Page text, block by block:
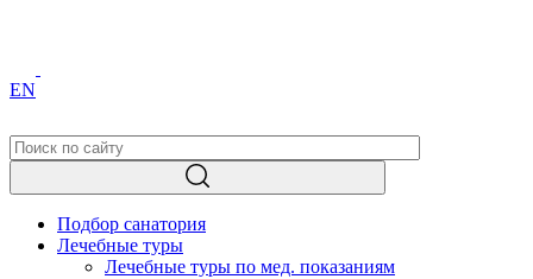
EN
Подбор санатория
Лечебные туры
Лечебные туры по мед. показаниям